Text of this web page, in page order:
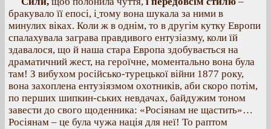
бракувало її епосі, і тому вона шукала за ними в
минулих віках. Коли ж в однім, то в другім кутку Европи
спалахувала заграва правдивого ентузіазму, коли їй
здавалося, що й наша стара Европа здобувається на
драматичний жест, на героїчне, моментально вона була
там! З вибухом російсько-турецької війни 1877 року,
вона захоплена ентузіязмом охотників, аби скоро потім,
по перших шипкин-ських невдачах, байдужим тоном
завести до свого щоденника: «Росіянам не щастить»…
Росіянам – це була чужа нація для неї! То раптом